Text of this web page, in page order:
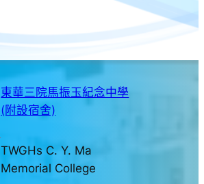
東華三院馬振玉紀念中學
(附設宿舍)
TWGHs C. Y. Ma
Memorial College